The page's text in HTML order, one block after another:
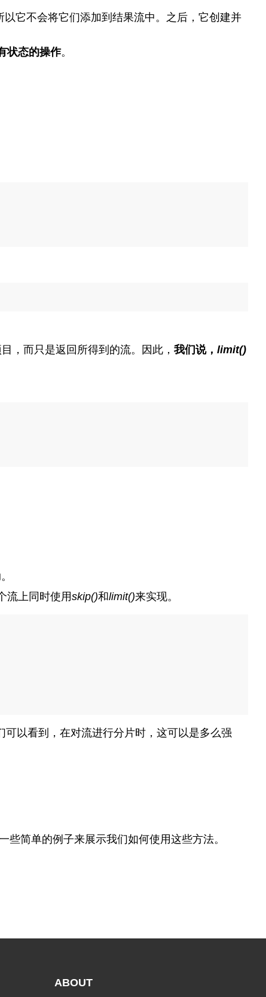
它不会将它们添加到结果流中。之后，它创建并
状态的操作。
，而只是返回所得到的流。因此， 我们说， limit()
流上同时使用skip()和limit()来实现。
以看到，在对流进行分片时，这可以是多么强
些简单的例子来展示我们如何使用这些方法。
ABOUT